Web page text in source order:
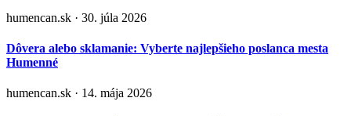
humencan.sk · 30. júla 2026
Dôvera alebo sklamanie: Vyberte najlepšieho poslanca mesta
Humenné
humencan.sk · 14. mája 2026